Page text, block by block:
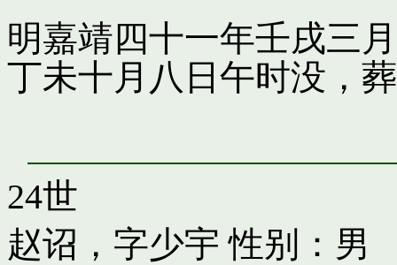
明嘉靖四十一年壬戌三
丁未十月八日午时没，
24世
赵诏，字少宇 性别：男